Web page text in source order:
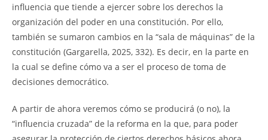
influencia que tiende a ejercer sobre los derechos la
organización del poder en una constitución. Por ello,
también se sumaron cambios en la “sala de máquinas” de la
constitución (Gargarella, 2025, 332). Es decir, en la parte en
la cual se define cómo va a ser el proceso de toma de
decisiones democrático.
A partir de ahora veremos cómo se producirá (o no), la
“influencia cruzada” de la reforma en la que, para poder